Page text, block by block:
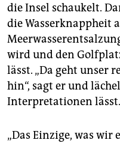
die Insel schaukelt.
die Wasserknappheit
wird und den
lässt. „Da geht unser
hin“, sagt er und
Interpretationen lässt.
„Das Einzige, was